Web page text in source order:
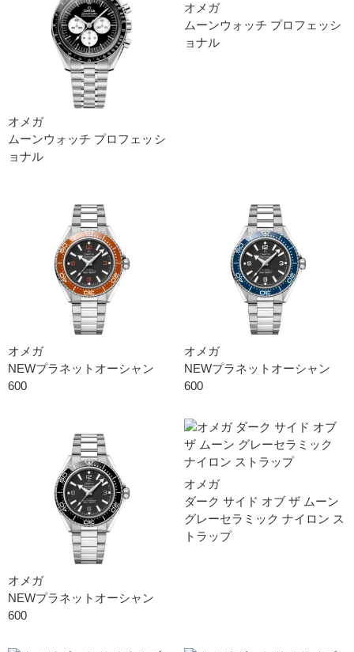
オメガ
ムーンウォッチ プロフェッシ
ョナ ル
オメガ
ムーンウォッチ プロフェッシ
ョナ ル
オメガ
NEWプラネットオーシャン
600
オメガ
NEWプラネットオーシャン
600
オメガ
NEWプラネットオーシャン
600
オメガ
ダーク サイド オブ ザ ムー ン
グレーセラミック ナイロン ス
トラッ プ